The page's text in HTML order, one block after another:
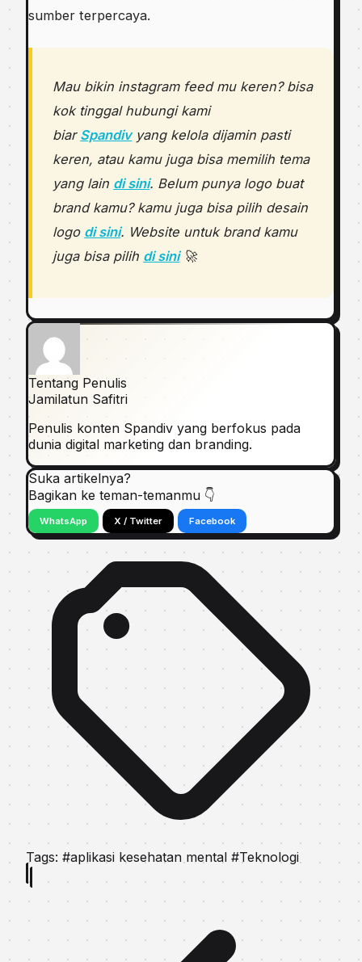
sumber terpercaya.
Mau bikin instagram feed mu keren? bisa
kok tinggal hubungi kami
biar Spandivyang kelola dijamin pasti
keren, atau kamu juga bisa memilih tema
yang lain di sini. Belum punya logo buat
brand kamu? kamu juga bisa pilih desain
logo di sini. Website untuk brand kamu
juga bisa pilih di sini🚀
Tentang Penulis
Jamilatun Safitri
Penulis konten Spandiv yang berfokus pada
dunia digital marketing dan branding.
Suka artikelnya?
Bagikan ke teman-temanmu 👇
WhatsApp X / Twitter Facebook
Tags: #aplikasi kesehatan mental #Teknologi